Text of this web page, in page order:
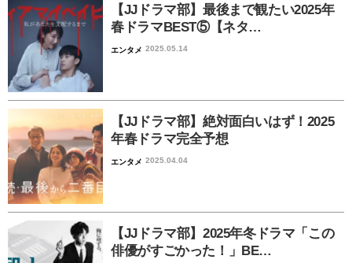
【JJドラマ部】最後まで観たい2025年
春ドラマBEST⑤【ネタ…
エンタメ 2025.05.14
【JJドラマ部】絶対面白いはず！2025
年春ドラマ完全予想
エンタメ 2025.04.04
【JJドラマ部】2025年冬ドラマ「この
俳優がすごかった！」BE…